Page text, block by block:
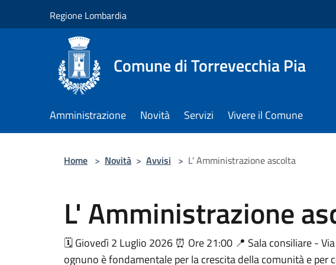
Regione Lombardia
Comune di Torrevecchia Pia
Amministrazione Novità Servizi Vivere il Comune
Home > Novità > Avvisi > L' Amministrazione ascolta
L' Amministrazione
🗓️ Giovedì 2 Luglio 2026 ⏰ Ore 21:00 📍 Sala consiliare -
ognuno è fondamentale per la crescita della comunità e